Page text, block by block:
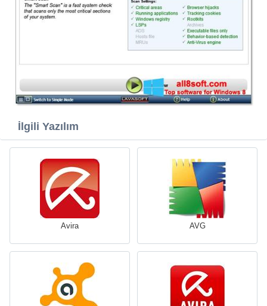
İlgili Yazılım
Avira AVG